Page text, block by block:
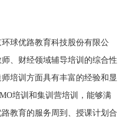
球优路教育科技股份有限公
、财经领域辅导培训的综合性
培训方面具有丰富的经验和显
培训和集训营培训，能够满
教育的服务周到、授课计划合